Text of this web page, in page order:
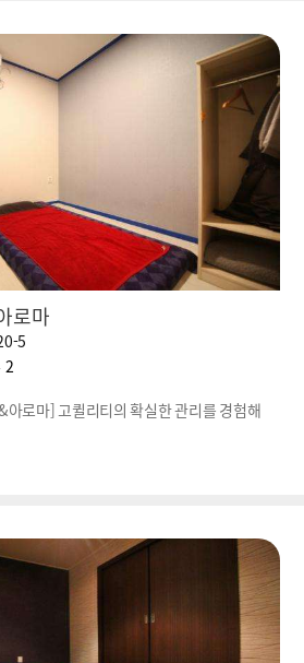
로마
5
2
아로마] 고퀼리티의 확실한 관리를 경험해